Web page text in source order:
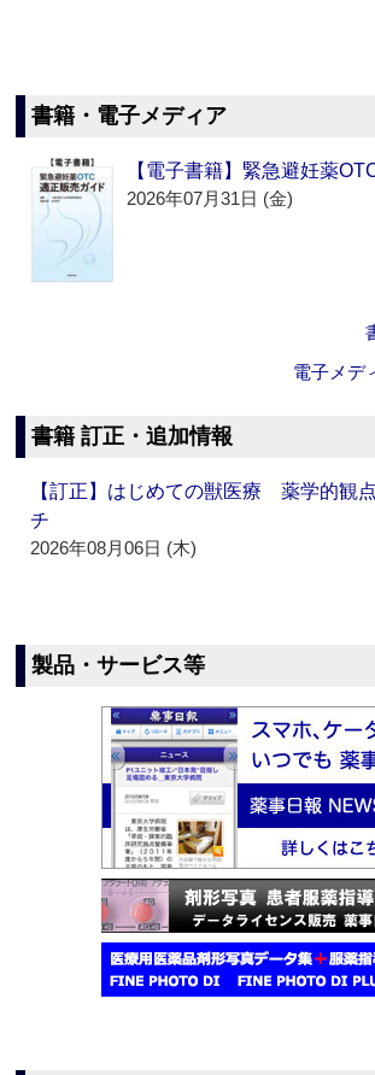
書籍・電子メディア
【電子書籍】緊急避妊薬
2026年07月31日 (金)
電子メデ
書籍 訂正・追加情報
【訂正】はじめての獣医療 薬学的観
チ
2026年08月06日 (木)
製品・サービス等